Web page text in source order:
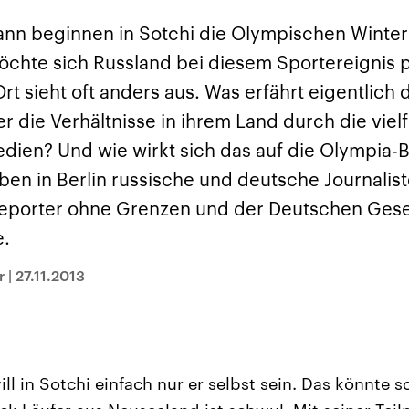
und
gehören die
Staaten zu
der Erde, mit
Weltgeschehen.
palästinensischen
Hamas im Oktober 2023
Region wieder die
möchte die Hamas
die Hisbollah im Libanon
Islamischen
Republik Iran – ist
von einem
Religionsführer
regierter Staat im
Osten. Eine
ist fest in der
Staatsideologie
verankert.
beginnen in Sotchi die Olympischen
sich Russland bei diesem Sportereignis
sieht oft anders aus. Was erfährt eigentlich
die Verhältnisse in ihrem Land durch die
Und wie wirkt sich das auf die Olympia-
in Berlin russische und deutsche
ohne Grenzen und der Deutschen
| 27.11.2013
in Sotchi einfach nur er selbst sein. Das könnte